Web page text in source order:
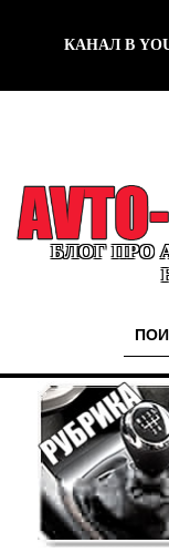
КАНАЛ В
БЛОГ ПРО